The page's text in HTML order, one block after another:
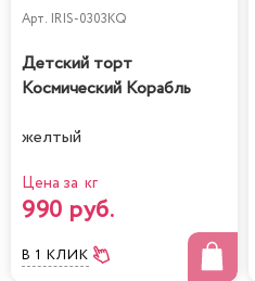
Арт. IRIS-0303KQ
Детский торт
Космический Корабль
желтый
Цена за кг
990 руб.
В 1 КЛИК